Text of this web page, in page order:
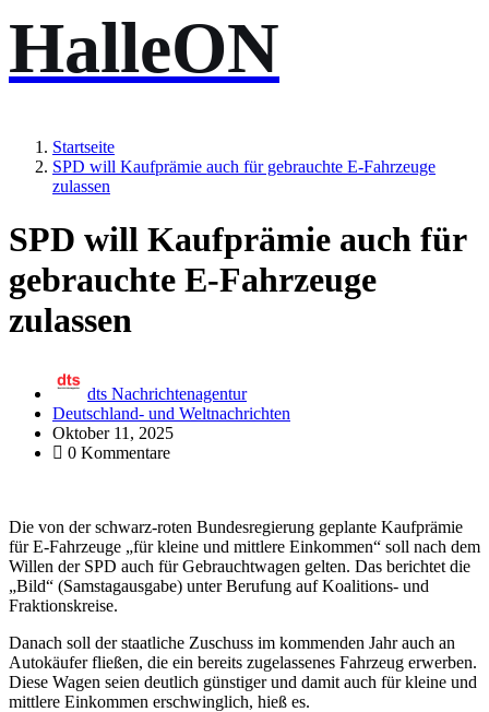
HalleON
Startseite
SPD will Kaufprämie auch für gebrauchte E-Fahrzeuge
zulassen
SPD will Kaufprämie auch für
gebrauchte E-Fahrzeuge
zulassen
dts Nachrichtenagentur
Deutschland- und Weltnachrichten
Oktober 11, 2025
0 Kommentare
Die von der schwarz-roten Bundesregierung geplante Kaufprämie
für E-Fahrzeuge „für kleine und mittlere Einkommen“ soll nach dem
Willen der SPD auch für Gebrauchtwagen gelten. Das berichtet die
„Bild“ (Samstagausgabe) unter Berufung auf Koalitions- und
Fraktionskreise.
Danach soll der staatliche Zuschuss im kommenden Jahr auch an
Autokäufer fließen, die ein bereits zugelassenes Fahrzeug erwerben.
Diese Wagen seien deutlich günstiger und damit auch für kleine und
mittlere Einkommen erschwinglich, hieß es.